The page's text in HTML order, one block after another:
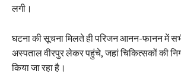
लगी।
घटना की सूचना मिलते ही परिजन आनन-फानन में
अस्पताल वीरपुर लेकर पहुंचे, जहां चिकित्सकों की
किया जा रहा है।